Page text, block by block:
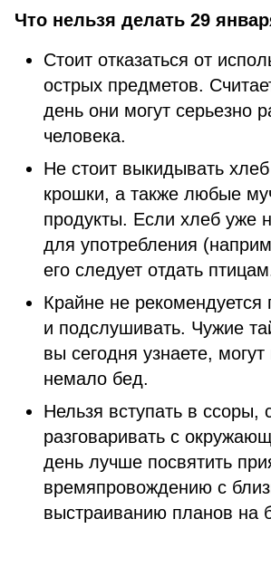
Что нельзя делать 29
Стоит отказаться от
острых предметов.
день они могут серьезно
человека.
Не стоит выкидывать
крошки, а также любые
продукты. Если хлеб уже
для употребления
его следует отдать
Крайне не рекомендуется
и подслушивать. Чужие
вы сегодня узнаете,
немало бед.
Нельзя вступать в ссоры,
разговаривать с
день лучше посвятить
времяпровождению с
выстраиванию планов